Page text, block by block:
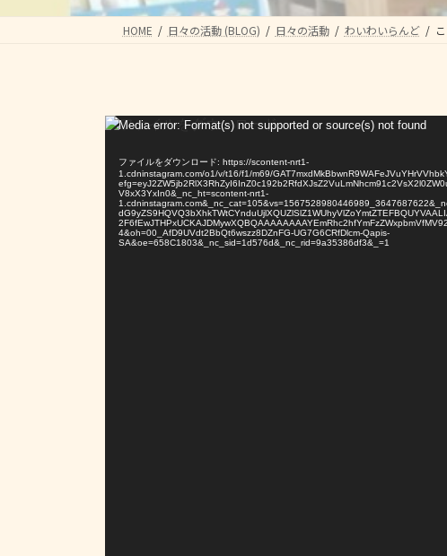
HOME 日々の活動 (BLOG) 日々の活動 わいわいらんど
動Media error: Format(s) not supported or source(s) not found
ファイルをダウンロード: https://scontent-nrt1-
1.cdninstagram.com/o1/v/t16/f1/m69/
V8xX3YxIn0&_nc_ht=scontent-nrt1-
4&oh=00_AfD9UVdt2BbQt6wszz8DZnFG-UG7G6CRfDlcm-Qapis-
SA&oe=658C1803&_nc_sid=1d576d&_nc_rid=9a35386df3&_=1